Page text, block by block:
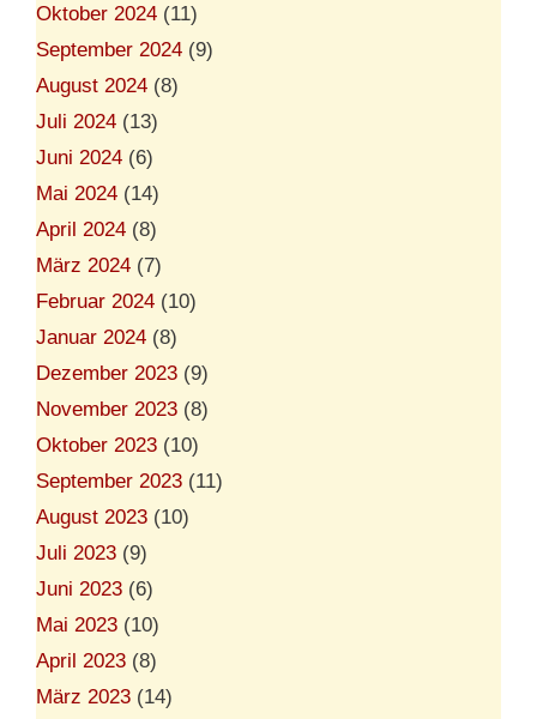
Oktober 2024 (11)
September 2024 (9)
August 2024 (8)
Juli 2024 (13)
Juni 2024 (6)
Mai 2024 (14)
April 2024 (8)
März 2024 (7)
Februar 2024 (10)
Januar 2024 (8)
Dezember 2023 (9)
November 2023 (8)
Oktober 2023 (10)
September 2023 (11)
August 2023 (10)
Juli 2023 (9)
Juni 2023 (6)
Mai 2023 (10)
April 2023 (8)
März 2023 (14)